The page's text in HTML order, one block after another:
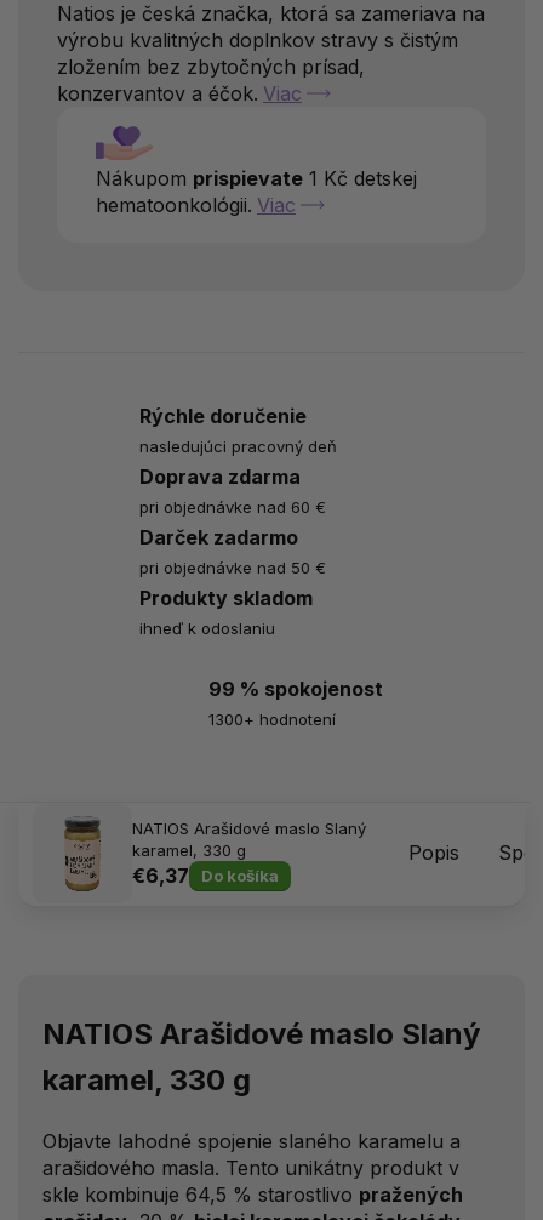
Natios je česká značka, ktorá sa zameriava na
výrobu kvalitných doplnkov stravy s čistým
zložením bez zbytočných prísad,
konzervantov a éčok. Viac
Nákupom prispievate 1 Kč detskej
hematoonkológii. Viac
Rýchle doručenie
nasledujúci pracovný deň
Doprava zdarma
pri objednávke nad 60 €
Darček zadarmo
pri objednávke nad 50 €
Produkty skladom
ihneď k odoslaniu
99 % spokojenost
1300+ hodnotení
NATIOS Arašidové maslo Slaný
karamel, 330 g
€6,37 Do košíka
Popis
NATIOS Arašidové maslo Slaný
karamel, 330 g
Objavte lahodné spojenie slaného karamelu a
arašidového masla. Tento unikátny produkt v
skle kombinuje 64,5 % starostlivo pražených